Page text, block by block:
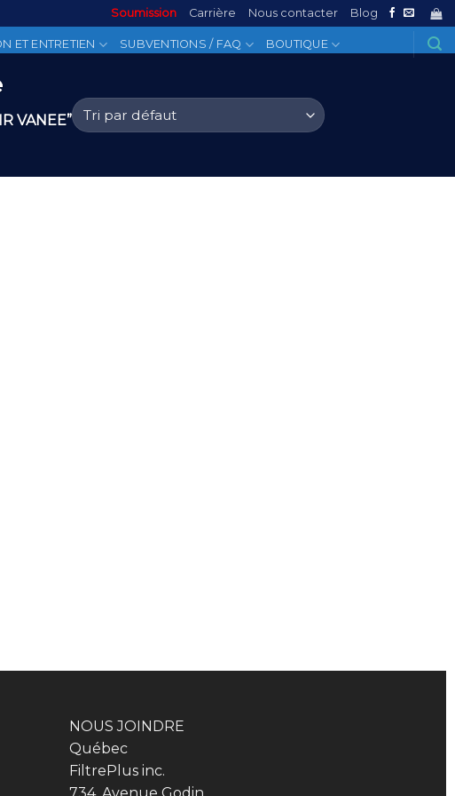
Soumission Carrière Nous contacter Blog
ET ENTRETIEN SUBVENTIONS / FAQ BOUTIQUE
VANEE”
NOUS JOINDRE
Québec
FiltrePlus inc.
734, Avenue Godin